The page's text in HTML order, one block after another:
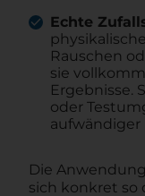
Echte
Rauschen
sie
Ergebnisse.
oder
Die
sich konkret so